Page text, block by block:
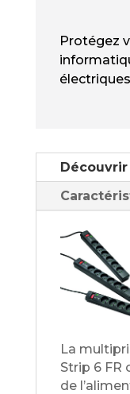
PROTECTION
ÉLECTRIQUE
Protégez
Découvrir
La
Strip 6 FR
de